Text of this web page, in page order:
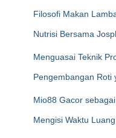
Filosofi Makan
Nutrisi Bersama
Menguasai Teknik
Pengembangan Roti
Mio88 Gacor
Mengisi Waktu Luang